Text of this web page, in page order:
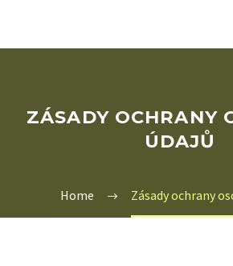
ZÁSADY OCHRANY
ÚDAJŮ
Home Zásady ochrany